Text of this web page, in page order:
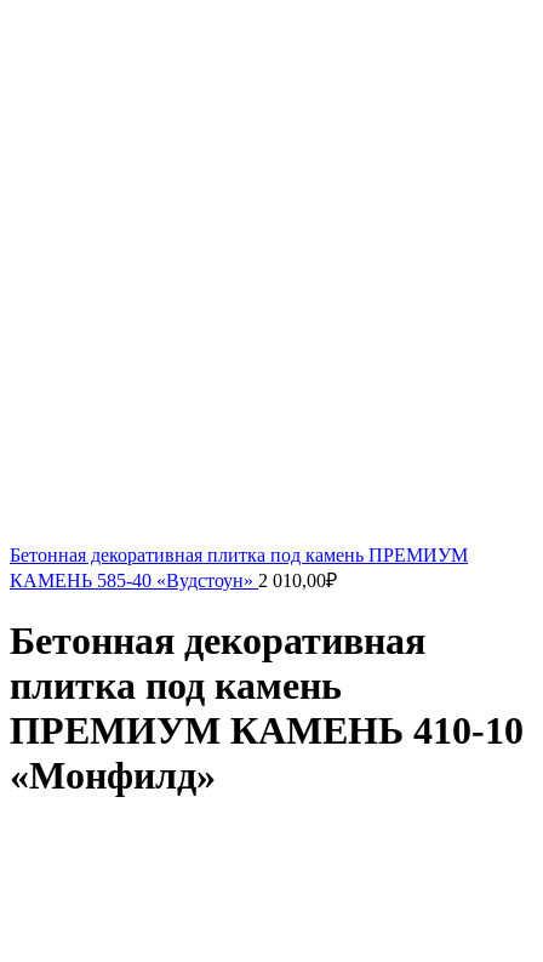
Бетонная декоративная плитка под камень ПРЕМИУМ
КАМЕНЬ 585-40 «Вудстоун» 2 010,00₽
Бетонная декоративная
плитка под камень
ПРЕМИУМ КАМЕНЬ 410-10
«Монфилд»